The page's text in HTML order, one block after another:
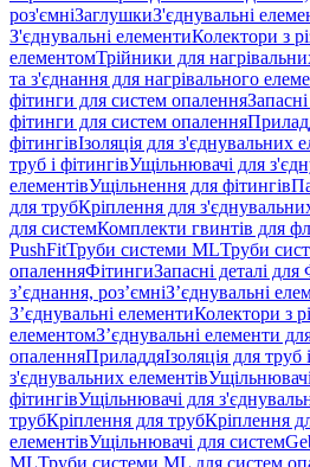
роз'ємніЗаглушкиЗ'єднувальні
З'єднувальні елементиКолектори з
елементомТрійники для
та з'єднання для нагрівального
фітинги для систем опалення
фітинги для систем опалення
фітингівІзоляція для з'єднувальних
труб і фітингівУщільнювачі для
елементівУщільнення для фітингів
для трубКріплення для
для системКомплекти гвинтів для
PushFitТруби системи MLТруби
опаленняФітингиЗапасні деталі для
з’єднання, роз’ємніЗ’єднувальні
З’єднувальні елементиКолектори з
елементомЗ’єднувальні елементи
опаленняПриладдяІзоляція для труб
з'єднувальних елементів
фітингівУщільнювачі для
трубКріплення для трубКріплення
елементівУщільнювачі для систем
MLТруби системи ML для систем